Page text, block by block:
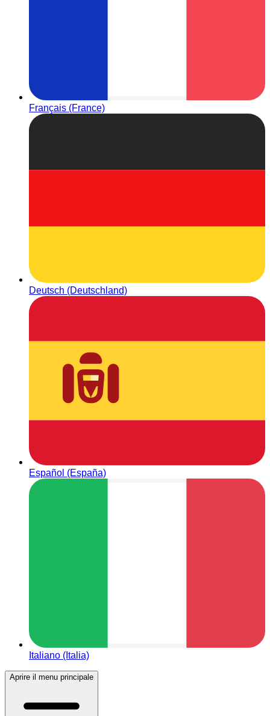
Français (France)
Deutsch (Deutschland)
Español (España)
Italiano (Italia)
Aprire il menu principale